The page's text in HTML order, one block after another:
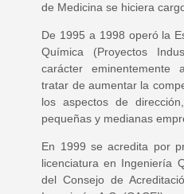
de Medicina se hiciera
De 1995 a 1998 operó la
Química (Proyectos
carácter eminentemente
tratar de aumentar la
los aspectos de
pequeñas y medianas
En 1999 se acredita por
licenciatura en Ingeniería
del Consejo de